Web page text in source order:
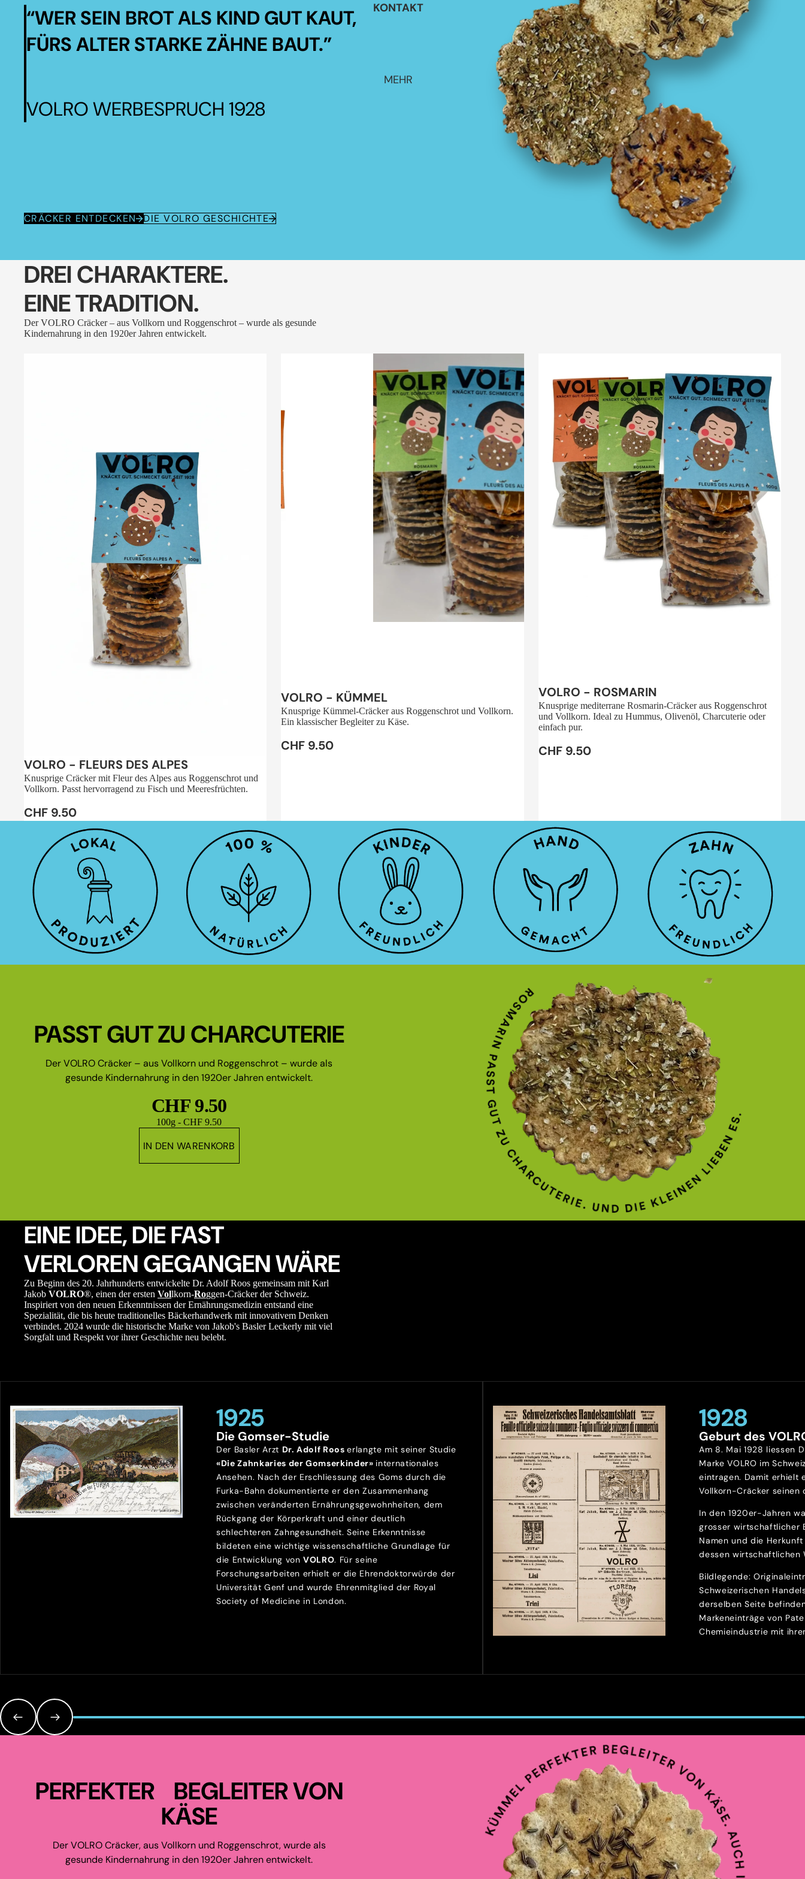
KONTAKT
MEHR
“WER SEIN BROT ALS KIND GUT KAUT,
FÜRS ALTER STARKE ZÄHNE BAUT.”
VOLRO WERBESPRUCH 1928
CRÄCKER ENTDECKEN DIE VOLRO GESCHICHTE
DREI CHARAKTERE.
EINE TRADITION.
Der VOLRO Cräcker – aus Vollkorn und Roggenschrot – wurde als gesunde
Kindernahrung in den 1920er Jahren entwickelt.
Sale
VOLRO - FLEURS DES ALPES
Knusprige Cräcker mit Fleur des Alpes aus Roggenschrot und
Vollkorn. Passt hervorragend zu Fisch und Meeresfrüchten.
CHF 9.50
VOLRO - KÜMMEL
Knusprige Kümmel-Cräcker aus Roggenschrot und Vollkorn.
Ein klassischer Begleiter zu Käse.
CHF 9.50
ROSMARIN
VOLRO - ROSMARIN
Knusprige mediterrane Rosmarin-Cräcker aus Roggenschrot
und Vollkorn. Ideal zu Hummus, Olivenöl, Charcuterie oder
einfach pur.
CHF 9.50
PASST GUT ZU CHARCUTERIE
Der VOLRO Cräcker – aus Vollkorn und Roggenschrot – wurde als
gesunde Kindernahrung in den 1920er Jahren entwickelt.
CHF 9.50
Grundpreis
100g - CHF 9.50
IN DEN WARENKORB
EINE IDEE, DIE FAST
VERLOREN GEGANGEN WÄRE
Zu Beginn des 20. Jahrhunderts entwickelte Dr. Adolf Roos gemeinsam mit Karl
Jakob VOLRO®, einen der ersten Vollkorn-Roggen-Cräcker der Schweiz.
Inspiriert von den neuen Erkenntnissen der Ernährungsmedizin entstand eine
Spezialität, die bis heute traditionelles Bäckerhandwerk mit innovativem Denken
verbindet. 2024 wurde die historische Marke von Jakob's Basler Leckerly mit viel
Sorgfalt und Respekt vor ihrer Geschichte neu belebt.
1925
Die Gomser-Studie
Der Basler Arzt Dr. Adolf Rooserlangte mit seiner Studie
«Die Zahnkaries der Gomserkinder» internationales
Ansehen. Nach der Erschliessung des Goms durch die
Furka-Bahn dokumentierte er den Zusammenhang
zwischen veränderten Ernährungsgewohnheiten, dem
Rückgang der Körperkraft und einer deutlich
schlechteren Zahngesundheit. Seine Erkenntnisse
bildeten eine wichtige wissenschaftliche Grundlage für
die Entwicklung vonVOLRO. Für seine
Forschungsarbeiten erhielt er die Ehrendoktorwürde der
Universität Genf und wurde Ehrenmitglied der Royal
Society of Medicine in London.
1928
Geburt des
Am 8. Mai 1928 liessen
Marke VOLRO im
eintragen. Damit erhielt
Vollkorn-Cräcker seinen
In den 1920er-Jahren
grosser wirtschaftlicher
Namen und die
dessen wirtschaftlichen
Bildlegende:
Schweizerischen
derselben Seite
Markeneinträge von
Chemieindustrie mit
PERFEKTER BEGLEITER VON
KÄSE
Der VOLRO Cräcker, aus Vollkorn und Roggenschrot, wurde als
gesunde Kindernahrung in den 1920er Jahren entwickelt.